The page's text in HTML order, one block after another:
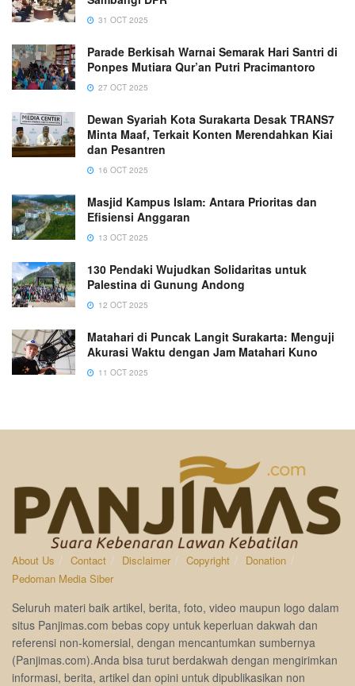
31 OCT 2025
Parade Berkisah Warnai Semarak Hari Santri di
Ponpes Mutiara Qur’an Putri Pracimantoro
27 OCT 2025
Dewan Syariah Kota Surakarta Desak TRANS7
Minta Maaf, Terkait Konten Merendahkan Kiai
dan Pesantren
16 OCT 2025
Masjid Kampus Islam: Antara Prioritas dan
Efisiensi Anggaran
13 OCT 2025
130 Pendaki Wujudkan Solidaritas untuk
Palestina di Gunung Andong
12 OCT 2025
Matahari di Puncak Langit Surakarta: Menguji
Akurasi Waktu dengan Jam Matahari Kuno
11 OCT 2025
About Us Contact Disclaimer Copyright
Donation
Pedoman Media Siber
Seluruh materi baik artikel, berita, foto, video maupun logo dalam
situs Panjimas.com bebas copy untuk keperluan dakwah dan
referensi non-komersial, dengan mencantumkan sumbernya
(Panjimas.com).Anda bisa turut berdakwah dengan mengirimkan
informasi, berita, artikel dan opini untuk dipublikasikan non